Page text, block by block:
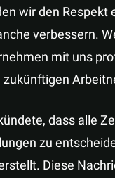
wir den Respekt
verbessern.
mit uns
dass alle
zu
Diese